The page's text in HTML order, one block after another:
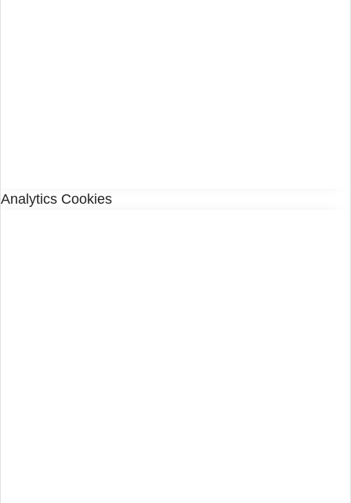
Analytics Cookies